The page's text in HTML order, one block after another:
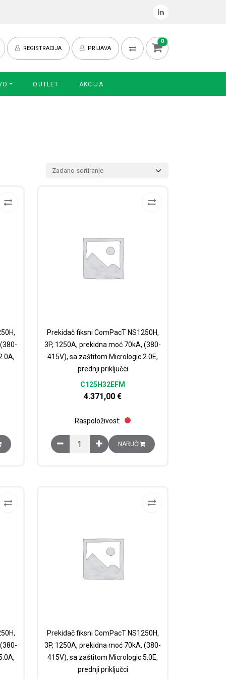
REGISTRACIJA PRIJAVA
0
OUTLET AKCIJA
415V), sa zaštitom Micrologic 2.0, prednji priključci količina
NS1250H, 3P, 1250A, prekidna moć 70kA, (380-415V), sa zaštitom
Prekidač fiksni ComPacT NS1250H,
3P, 1250A, prekidna moć 70kA, (380-
415V), sa zaštitom Micrologic 2.0E,
prednji priključci
C125H32EFM
4.371,00 €
Raspoloživost:
Prekidač fiksni ComPacT NS1250H, 3P, 1250A,
NARUČI
Prekidač fiksni ComPacT NS1250H,
3P, 1250A, prekidna moć 70kA, (380-
415V), sa zaštitom Micrologic 5.0E,
prednji priključci